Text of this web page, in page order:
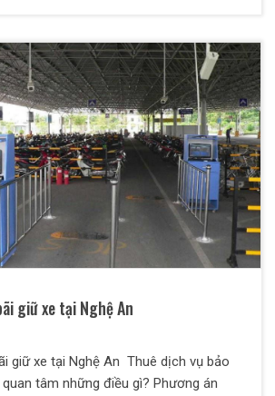
nhân viên của bảo vệ Thiên Long Hoàng
lý ùn tắc giao thông, các tình trạng
móc túi, la hét, say xỉn và phá hoại tài
giữ xe tại Nghệ An
giữ xe tại Nghệ An Thuê dịch vụ bảo
tâm những điều gì? Phương án